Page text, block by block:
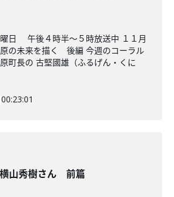
日 午後４時半～５時放送中 １１月
の未来を描く 後編 今週のコーラル
町長の 古堅國雄（ふるげん・くに
00:23:01
横山秀樹さん 前篇